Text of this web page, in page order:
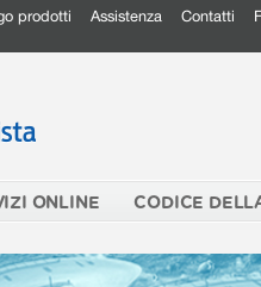
prodotti Assistenza Contatti
ONLINE CODICE